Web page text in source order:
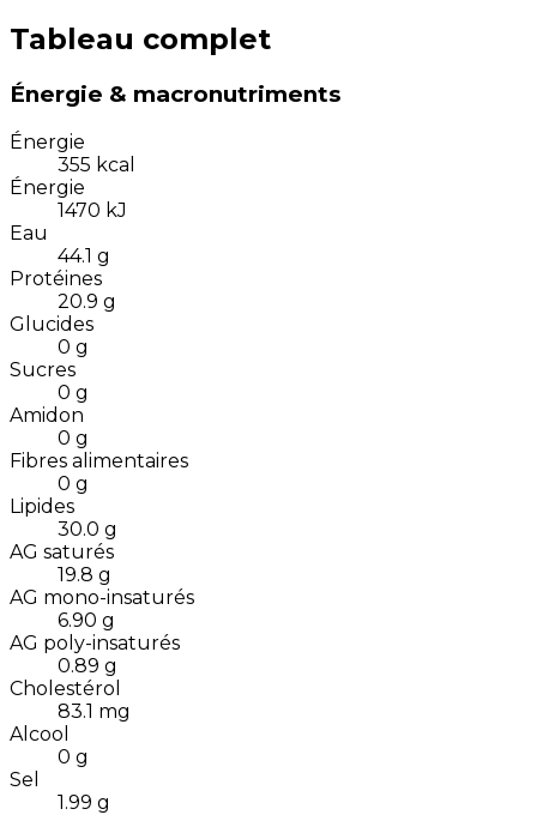
Tableau complet
Énergie & macronutriments
Énergie
355 kcal
Énergie
1470 kJ
Eau
44.1 g
Protéines
20.9 g
Glucides
0 g
Sucres
0 g
Amidon
0 g
Fibres alimentaires
0 g
Lipides
30.0 g
AG saturés
19.8 g
AG mono-insaturés
6.90 g
AG poly-insaturés
0.89 g
Cholestérol
83.1 mg
Alcool
0 g
Sel
1.99 g